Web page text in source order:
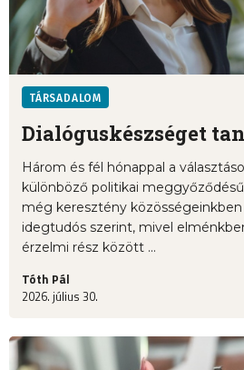
TÁRSADALOM
Dialóguskészséget
Három és fél hónappal a
különböző politikai
még keresztény közösségeinkben
idegtudós szerint, mivel
érzelmi rész között ...
Tóth Pál
2026. július 30.